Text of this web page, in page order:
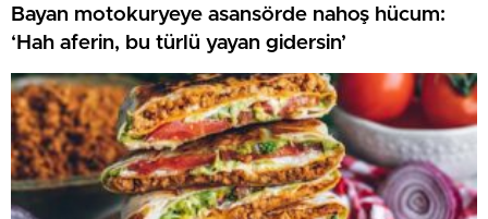
Bayan motokuryeye asansörde nahoş hücum:
‘Hah aferin, bu türlü yayan gidersin’